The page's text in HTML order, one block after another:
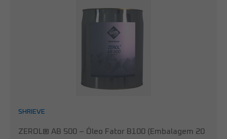
SHRIEVE
ZEROL® AB 500 – Óleo Fator B100 (Embalagem 20